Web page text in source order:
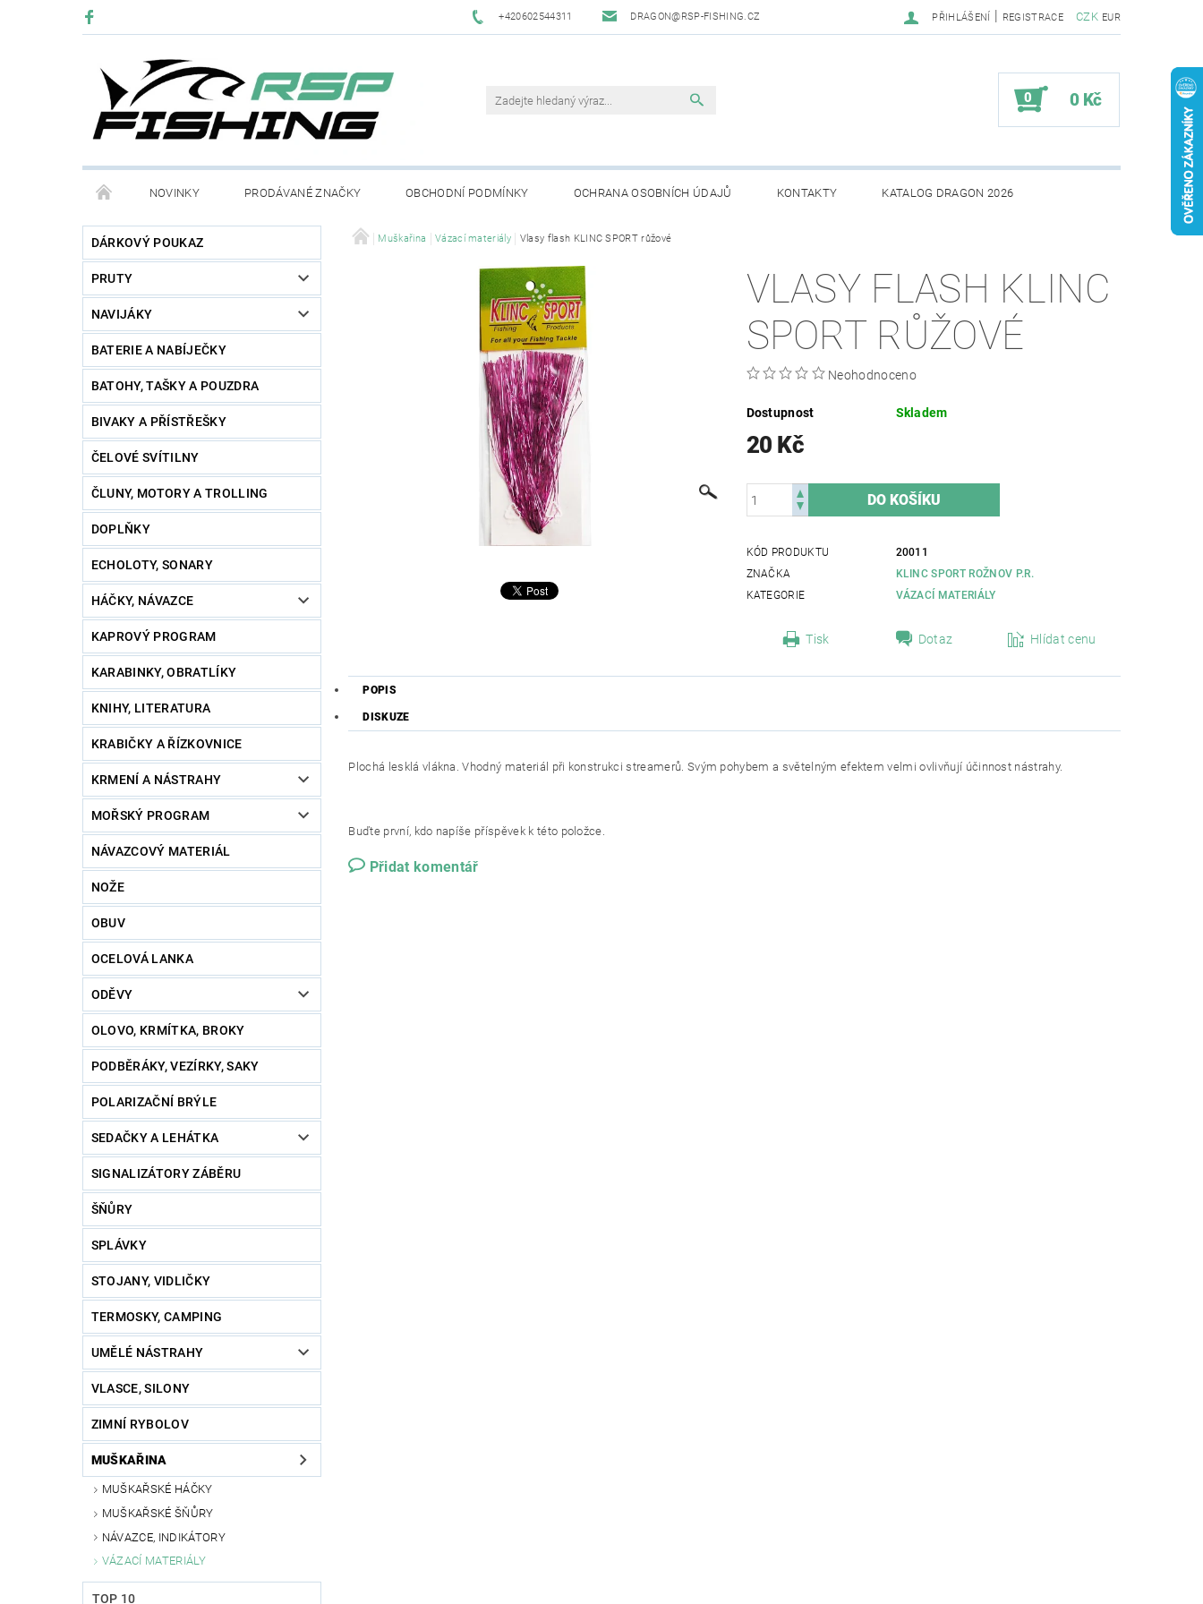
+420602544311 DRAGON@RSP-FISHING.CZ CZK EUR
PŘIHLÁŠENÍ | REGISTRACE
0 0 Kč
NOVINKY PRODÁVANÉ ZNAČKY OBCHODNÍ PODMÍNKY OCHRANA OSOBNÍCH ÚDAJŮ KONTAKTY KATALOG DRAGON 2026
DÁRKOVÝ POUKAZ
PRUTY
NAVIJÁKY
BATERIE A NABÍJEČKY
BATOHY, TAŠKY A POUZDRA
BIVAKY A PŘÍSTŘEŠKY
ČELOVÉ SVÍTILNY
ČLUNY, MOTORY A TROLLING
DOPLŇKY
ECHOLOTY, SONARY
HÁČKY, NÁVAZCE
KAPROVÝ PROGRAM
KARABINKY, OBRATLÍKY
KNIHY, LITERATURA
KRABIČKY A ŘÍZKOVNICE
KRMENÍ A NÁSTRAHY
MOŘSKÝ PROGRAM
NÁVAZCOVÝ MATERIÁL
NOŽE
OBUV
OCELOVÁ LANKA
ODĚVY
OLOVO, KRMÍTKA, BROKY
PODBĚRÁKY, VEZÍRKY, SAKY
POLARIZAČNÍ BRÝLE
SEDAČKY A LEHÁTKA
SIGNALIZÁTORY ZÁBĚRU
ŠŇŮRY
SPLÁVKY
STOJANY, VIDLIČKY
TERMOSKY, CAMPING
UMĚLÉ NÁSTRAHY
VLASCE, SILONY
ZIMNÍ RYBOLOV
MUŠKAŘINA
MUŠKAŘSKÉ HÁČKY
MUŠKAŘSKÉ ŠŇŮRY
NÁVAZCE, INDIKÁTORY
VÁZACÍ MATERIÁLY
TOP 10
Muškařina Vázací materiály Vlasy flash KLINC SPORT růžové
VLASY FLASH KLINC
SPORT RŮŽOVÉ
Neohodnoceno
Dostupnost Skladem
20 Kč
KÓD PRODUKTU
20011
ZNAČKA
KLINC SPORT ROŽNOV P.R.
KATEGORIE
VÁZACÍ MATERIÁLY
Tisk Dotaz Hlídat cenu
POPIS
DISKUZE
Plochá lesklá vlákna. Vhodný materiál při konstrukci streamerů. Svým pohybem a světelným efektem velmi ovlivňují účinnost nástrahy.
Buďte první, kdo napíše příspěvek k této položce.
Přidat komentář